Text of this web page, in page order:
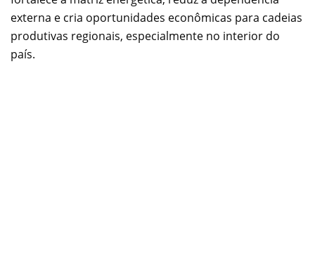
externa e cria oportunidades econômicas para cadeias
produtivas regionais, especialmente no interior do
país.